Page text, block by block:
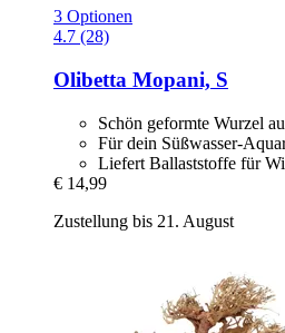
3 Optionen
4.7 (28)
Olibetta Mopani, S
Schön geformte Wurzel
Für dein Süßwasser-
Liefert Ballaststoffe für
€ 14,99
Zustellung bis 21. August